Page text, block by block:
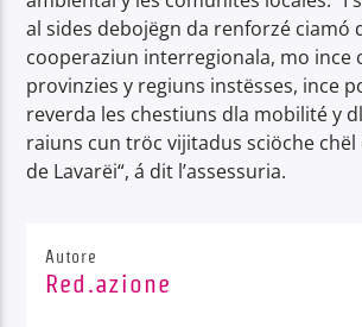
al sides debojëgn da renforzé ciamó
cooperaziun interregionala, mo ince
provinzies y regiuns instësses, ince
reverda les chestiuns dla mobilité y
raiuns cun tröc vijitadus sciöche chël
de Lavarëi“, á dit l’assessuria.
Autore
Red.azione